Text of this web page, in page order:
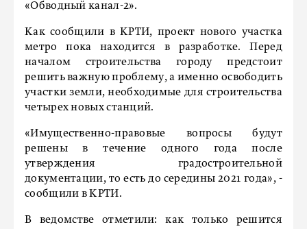
«Обводный канал-2».
Как сообщили в КРТИ, проект нового участка
метро пока находится в разработке. Перед
началом строительства городу предстоит
решить важную проблему, а именно освободить
участки земли, необходимые для строительства
четырех новых станций.
«Имущественно-правовые вопросы будут
решены в течение одного года после
утверждения градостроительной
документации, то есть до середины 2021 года», -
сообщили в КРТИ.
В ведомстве отметили: как только решится